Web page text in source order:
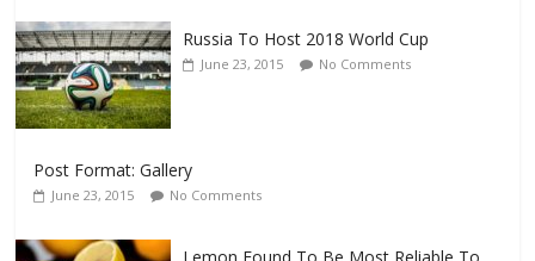
Russia To Host 2018 World Cup
June 23, 2015 No Comments
Post Format: Gallery
June 23, 2015 No Comments